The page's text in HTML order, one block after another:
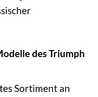
des Triumph
Sortiment an